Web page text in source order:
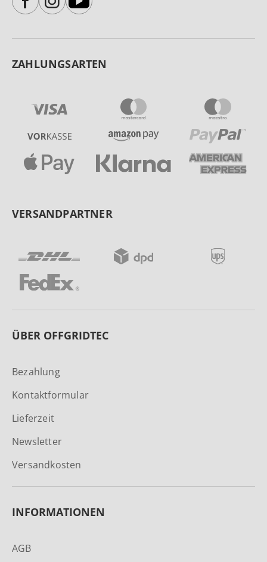
ZAHLUNGSARTEN
VERSANDPARTNER
ÜBER OFFGRIDTEC
Bezahlung
Kontaktformular
Lieferzeit
Newsletter
Versandkosten
INFORMATIONEN
AGB